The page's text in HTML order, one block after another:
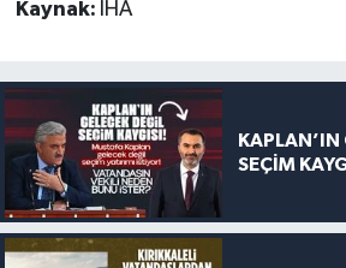
Kaynak: İHA
KAPLAN’IN
SEÇİM